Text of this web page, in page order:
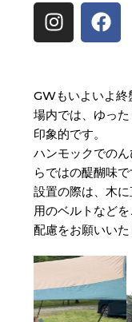
GWもいよいよ終
場内では、ゆっ
印象的です。
ハンモックでの
らではの醍醐味
設置の際は、木
用のベルトなど
配慮をお願いいた